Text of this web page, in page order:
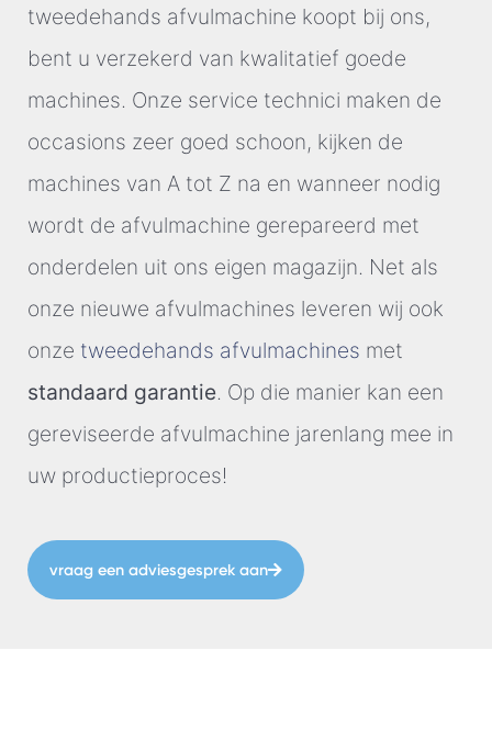
tweedehands afvulmachine koopt bij ons,
bent u verzekerd van kwalitatief goede
machines. Onze service technici maken de
occasions zeer goed schoon, kijken de
machines van A tot Z na en wanneer nodig
wordt de afvulmachine gerepareerd met
onderdelen uit ons eigen magazijn. Net als
onze nieuwe afvulmachines leveren wij ook
onze tweedehands afvulmachines met
standaard garantie. Op die manier kan een
gereviseerde afvulmachine jarenlang mee in
uw productieproces!
vraag een adviesgesprek aan